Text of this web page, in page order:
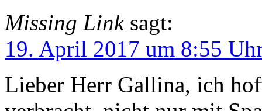
Missing Link sagt:
19. April 2017 um 8:55
Lieber Herr Gallina, ich